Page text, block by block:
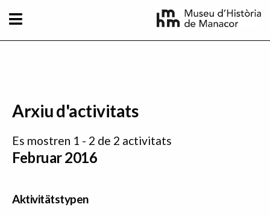
Arxiu d'activitats
Es mostren 1 - 2 de 2 activitats
Februar 2016
Aktivitätstypen